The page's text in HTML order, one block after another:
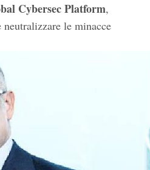
Cybersec Platform,
neutralizzare le minacce